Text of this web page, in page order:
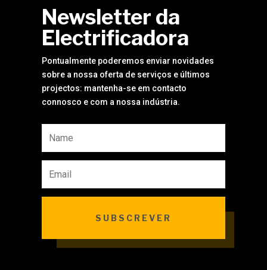
Newsletter da
Electrificadora
Pontualmente poderemos enviar novidades
sobre a nossa oferta de serviços e últimos
projectos: mantenha-se em contacto
connosco e com a nossa indústria.
SUBSCREVER